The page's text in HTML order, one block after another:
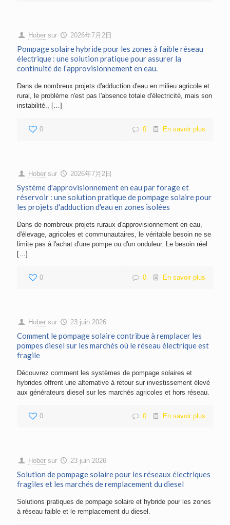
Hober sur 2026年7月2日
Pompage solaire hybride pour les zones à faible réseau
électrique : une solution pratique pour assurer la
continuité de l’approvisionnement en eau.
Dans de nombreux projets d'adduction d'eau en milieu agricole et
rural, le problème n'est pas l'absence totale d'électricité, mais son
instabilité., […]
0 0 En savoir plus
Hober sur 2026年7月2日
Système d'approvisionnement en eau par forage et
réservoir : une solution pratique de pompage solaire pour
les projets d'adduction d'eau en zones isolées
Dans de nombreux projets ruraux d'approvisionnement en eau,
d'élevage, agricoles et communautaires, le véritable besoin ne se
limite pas à l'achat d'une pompe ou d'un onduleur. Le besoin réel
[…]
0 0 En savoir plus
Hober sur 23 juin 2026
Comment le pompage solaire contribue à remplacer les
pompes diesel sur les marchés où le réseau électrique est
fragile
Découvrez comment les systèmes de pompage solaires et
hybrides offrent une alternative à retour sur investissement élevé
aux générateurs diesel sur les marchés agricoles et hors réseau.
0 0 En savoir plus
Hober sur 23 juin 2026
Solution de pompage solaire pour les réseaux électriques
fragiles et les marchés de remplacement du diesel
Solutions pratiques de pompage solaire et hybride pour les zones
à réseau faible et le remplacement du diesel.